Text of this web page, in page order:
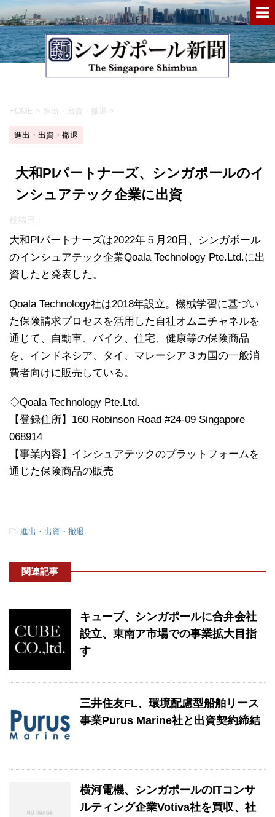
HOME > 進出・出資・撤退 >
進出・出資・撤退
大和PIパートナーズ、シンガポールのイ
ンシュアテック企業に出資
投稿日：
大和PIパートナーズは2022年５月20日、シンガポール
のインシュアテック企業Qoala Technology Pte.Ltd.に出
資したと発表した。
Qoala Technology社は2018年設立。機械学習に基づい
た保険請求プロセスを活用した自社オムニチャネルを
通じて、自動車、バイク、住宅、健康等の保険商品
を、インドネシア、タイ、マレーシア３カ国の一般消
費者向けに販売している。
◇Qoala Technology Pte.Ltd.
【登録住所】160 Robinson Road #24-09 Singapore
068914
【事業内容】インシュアテックのプラットフォームを
通じた保険商品の販売
-進出・出資・撤退
関連記事
キューブ、シンガポールに合弁会社
設立、東南ア市場での事業拡大目指
す
三井住友FL、環境配慮型船舶リース
事業Purus Marine社と出資契約締結
横河電機、シンガポールのITコンサ
ルティング企業Votiva社を買収、社